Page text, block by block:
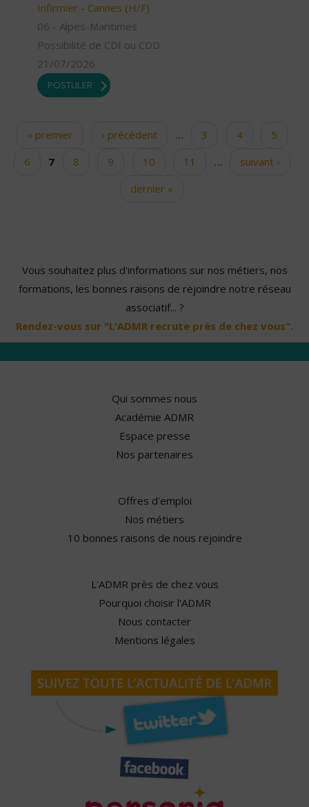
Infirmier - Cannes (H/F)
06 - Alpes-Maritimes
Possibilité de CDI ou CDD
21/07/2026
POSTULER
Pages« premier ‹ précédent … 3 4
5
6
7 8 9 10 11 …
suivant ›
dernier »
Vous souhaitez plus d'informations sur nos métiers, nos
formations, les bonnes raisons de rejoindre notre réseau
associatif... ?
Rendez-vous sur "L'ADMR recrute près de chez vous".
Qui sommes nous
Académie ADMR
Espace presse
Nos partenaires
Offres d'emploi
Nos métiers
10 bonnes raisons de nous rejoindre
L'ADMR près de chez vous
Pourquoi choisir l'ADMR
Nous contacter
Mentions légales